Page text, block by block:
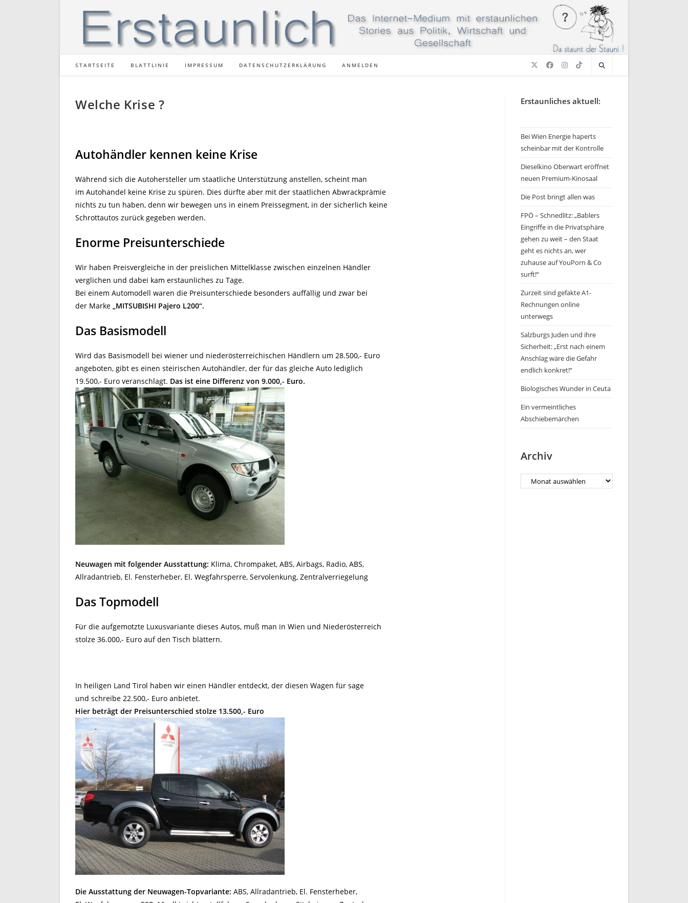
STARTSEITE BLATTLINIE IMPRESSUM DATENSCHUTZERKLÄRUNG ANMELDEN
Welche Krise ?
Autohändler kennen keine Krise
Während sich die Autohersteller um staatliche Unterstützung anstellen, scheint man
im Autohandel keine Krise zu spüren. Dies dürfte aber mit der staatlichen Abwrackprämie
nichts zu tun haben, denn wir bewegen uns in einem Preissegment, in der sicherlich keine
Schrottautos zurück gegeben werden.
Enorme Preisunterschiede
Wir haben Preisvergleiche in der preislichen Mittelklasse zwischen einzelnen Händler
verglichen und dabei kam erstaunliches zu Tage.
Bei einem Automodell waren die Preisunterschiede besonders auffällig und zwar bei
der Marke „MITSUBISHI Pajero L200“.
Das Basismodell
Wird das Basismodell bei wiener und niederösterreichischen Händlern um 28.500,- Euro
angeboten, gibt es einen steirischen Autohändler, der für das gleiche Auto lediglich
19.500,- Euro veranschlagt. Das ist eine Differenz von 9.000,- Euro.
Neuwagen mit folgender Ausstattung: Klima, Chrompaket, ABS, Airbags, Radio, ABS,
Allradantrieb, El. Fensterheber, El. Wegfahrsperre, Servolenkung, Zentralverriegelung
Das Topmodell
Für die aufgemotzte Luxusvariante dieses Autos, muß man in Wien und Niederösterreich
stolze 36.000,- Euro auf den Tisch blättern.
In heiligen Land Tirol haben wir einen Händler entdeckt, der diesen Wagen für sage
und schreibe 22.500,- Euro anbietet.
Hier beträgt der Preisunterschied stolze 13.500,- Euro
Die Ausstattung der Neuwagen-Topvariante: ABS, Allradantrieb, El. Fensterheber,
Erstaunliches aktuell:
Bei Wien Energie haperts
scheinbar mit der Kontrolle
Dieselkino Oberwart eröffnet
neuen Premium-Kinosaal
Die Post bringt allen was
FPÖ – Schnedlitz: „Bablers
Eingriffe in die Privatsphäre
gehen zu weit – den Staat
geht es nichts an, wer
zuhause auf YouPorn & Co
surft!“
Zurzeit sind gefakte A1-
Rechnungen online
unterwegs
Salzburgs Juden und ihre
Sicherheit: „Erst nach einem
Anschlag wäre die Gefahr
endlich konkret!“
Biologisches Wunder in Ceuta
Ein vermeintliches
Abschiebemärchen
Archiv
Archiv